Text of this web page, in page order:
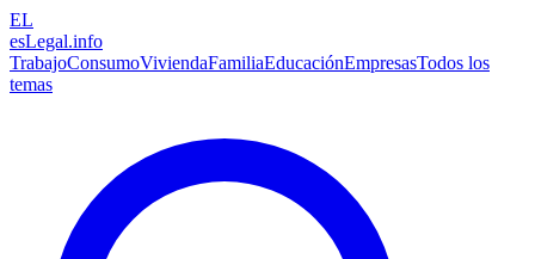
EL
esLegal.info
TrabajoConsumoViviendaFamiliaEducaciónEmpresasTodos los
temas